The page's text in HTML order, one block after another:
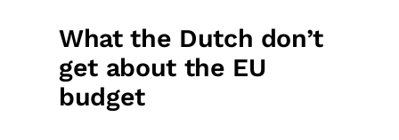
What the Dutch don’t
get about the EU
budget